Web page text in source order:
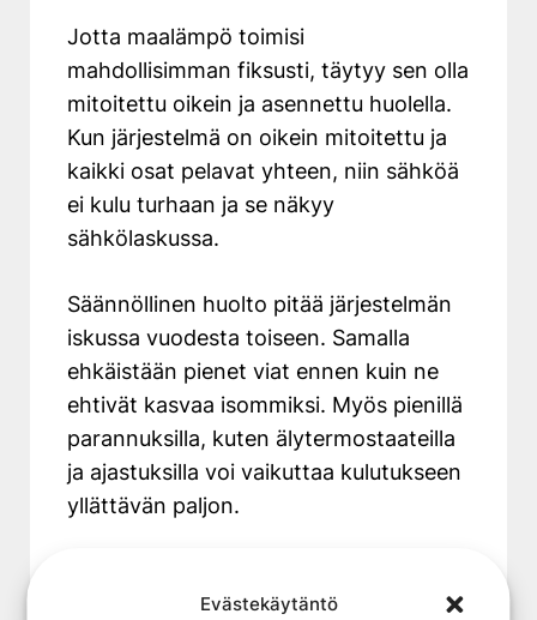
Evästekäytäntö
Jotta maalämpö toimisi
mahdollisimman fiksusti, täytyy sen olla
mitoitettu oikein ja asennettu huolella.
Kun järjestelmä on oikein mitoitettu ja
kaikki osat pelavat yhteen, niin sähköä
ei kulu turhaan ja se näkyy
sähkölaskussa.
Säännöllinen huolto pitää järjestelmän
iskussa vuodesta toiseen. Samalla
ehkäistään pienet viat ennen kuin ne
ehtivät kasvaa isommiksi. Myös pienillä
parannuksilla, kuten älytermostaateilla
ja ajastuksilla voi vaikuttaa kulutukseen
yllättävän paljon.
karkaa rakenteista. Hyvä eristys